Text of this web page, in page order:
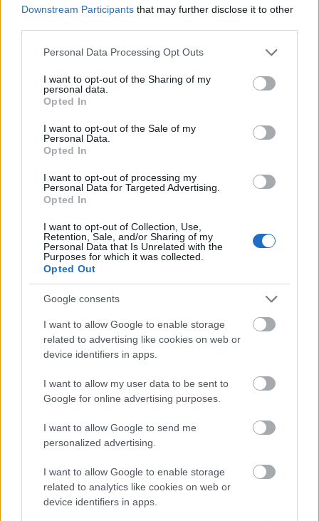
Downstream Participants that may further disclose it to other
Please note that this website/app uses one or more Google
not limited to your visit or usage behaviour. You may click to
grant or deny consent to Google and its third-party tags to
use your data for below specified purposes in below Google
consent section.
Personal Data Processing Opt Outs
I want to opt-out of the Sharing of my
personal data.
Opted In
I want to opt-out of the Sale of my
Personal Data.
Opted In
I want to opt-out of processing my
Personal Data for Targeted Advertising.
Opted In
I want to opt-out of Collection, Use,
Retention, Sale, and/or Sharing of my
Personal Data that Is Unrelated with the
Purposes for which it was collected.
Opted Out
Google consents
I want to allow Google to enable storage
related to advertising like cookies on web or
device identifiers in apps.
I want to allow my user data to be sent to
Google for online advertising purposes.
I want to allow Google to send me
personalized advertising.
I want to allow Google to enable storage
related to analytics like cookies on web or
device identifiers in apps.
MAGYAR ÉPÍTŐK
műemlékfelújítás
Történelmi táj, amelynek minden köve mesél –
A projekt részeként megújulnak a területen található
műemlékek, köztük a különleges Műromok, valamint a közeli
M1 bővítés: már zajlik a teljesen új
Új gyalogosátkelők és jelzőlámpás
csomópont épül Angyalföldön